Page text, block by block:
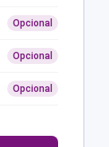
Opcional
Opcional
Opcional